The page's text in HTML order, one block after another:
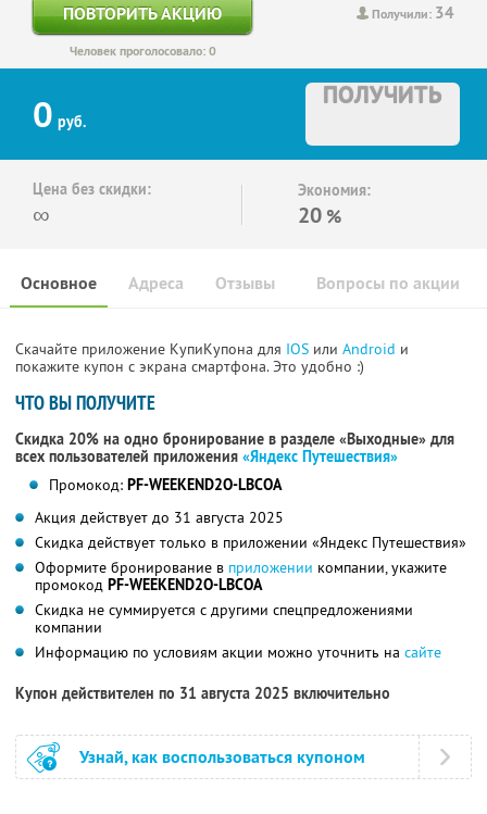
Получили: 34
ПОВТОРИТЬ АКЦИЮ
Человек проголосовало: 0
0 руб.
ПОЛУЧИТЬ
Цена без скидки:
∞
Экономия:
20 %
Основное Отзывы Вопросы по акции
Адреса
Скачайте приложение КупиКупона для IOS или Android и
покажите купон с экрана смартфона. Это удобно :)
ЧТО ВЫ ПОЛУЧИТЕ
Скидка 20% на одно бронирование в разделе «Выходные» для
всех пользователей приложения «Яндекс Путешествия»
Промокод: PF-WEEKEND2O-LBCOA
Акция действует до 31 августа 2025
Скидка действует только в приложении «Яндекс Путешествия»
Оформите бронирование в приложении компании, укажите
промокод PF-WEEKEND2O-LBCOA
Скидка не суммируется с другими спецпредложениями
компании
Информацию по условиям акции можно уточнить на сайте
Купон действителен по 31 августа 2025 включительно
Узнай, как воспользоваться купоном